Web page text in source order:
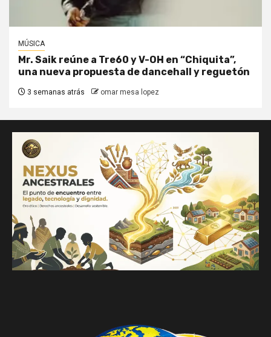
MÚSICA
Mr. Saik reúne a Tre60 y V-OH en “Chiquita”,
una nueva propuesta de dancehall y reguetón
3 semanas atrás omar mesa lopez